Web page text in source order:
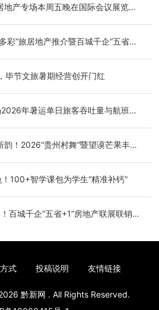
地产专场本周五晚在国际会议展览中
彩”旅居地产推介暨百城千企“五省
毕节文旅暑期经营创开门红
年暑运单日旅客吞吐量与航班起
！2026“贵州村舞”暨望谟芒果丰收
100+智学课包为学生“精准补钙”
百城千企“五省+1”房地产联展联销活
式 投稿说明 友情链接
黔新网 . All Rights Reserved.